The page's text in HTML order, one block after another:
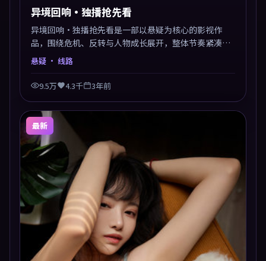
异境回响·独播抢先看
异境回响·独播抢先看是一部以悬疑为核心的影视作
品，围绕危机、反转与人物成长展开，整体节奏紧凑，
值得推荐观看。
悬疑 · 线路
9.5万 4.3千 3年前
最新